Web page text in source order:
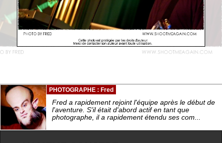
PHOTOGRAPHE : Fred
Fred a rapidement rejoint l'équipe après le début de
l'aventure. S'il était d'abord actif en tant que
photographe, il a rapidement étendu ses com...